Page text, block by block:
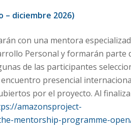
– diciembre 2026)
con una mentora
Personal y formarán parte
de las participantes
presencial
por el proyecto. Al
amazonsproject-
mentorship-programme-